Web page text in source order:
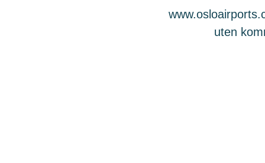
uten